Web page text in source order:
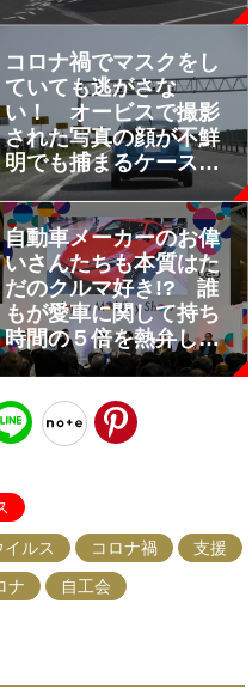
コロナ禍でマスクをし
ていても逃がさな
い！ オービスで撮影
された写真の顔が不鮮
明でも捕まるケースと
は
自動車メーカーのお偉
いさんたちも本質はた
だのクルマ好き!? 誰
もが愛車に関して持ち
時間の５倍を熱弁した
自工会「未来モビリテ
の自動車業界の明るい
未来【ジャパンモビリ
イルス コロナ禍
支援
ナ
自工会